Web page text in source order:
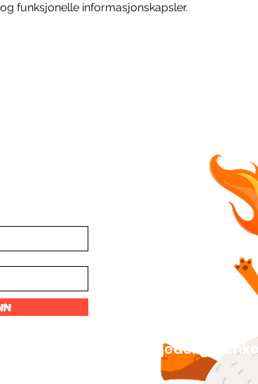
funksjonelle informasjonskapsler.
Kjedelige lenker